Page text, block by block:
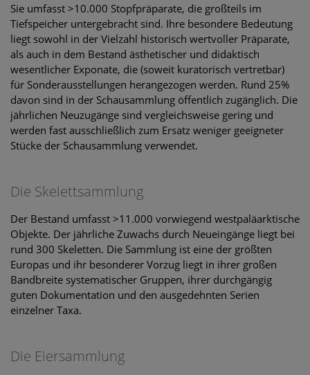
Sie umfasst >10.000 Stopfpräparate, die großteils im
Tiefspeicher untergebracht sind. Ihre besondere Bedeutung
liegt sowohl in der Vielzahl historisch wertvoller Präparate,
als auch in dem Bestand ästhetischer und didaktisch
wesentlicher Exponate, die (soweit kuratorisch vertretbar)
für Sonderausstellungen herangezogen werden. Rund 25%
davon sind in der Schausammlung öffentlich zugänglich. Die
jährlichen Neuzugänge sind vergleichsweise gering und
werden fast ausschließlich zum Ersatz weniger geeigneter
Stücke der Schausammlung verwendet.
Die Skelettsammlung
Der Bestand umfasst >11.000 vorwiegend westpaläarktische
Objekte. Der jährliche Zuwachs durch Neueingänge liegt bei
rund 300 Skeletten. Die Sammlung ist eine der größten
Europas und ihr besonderer Vorzug liegt in ihrer großen
Bandbreite systematischer Gruppen, ihrer durchgängig
guten Dokumentation und den ausgedehnten Serien
einzelner Taxa.
Die Eiersammlung